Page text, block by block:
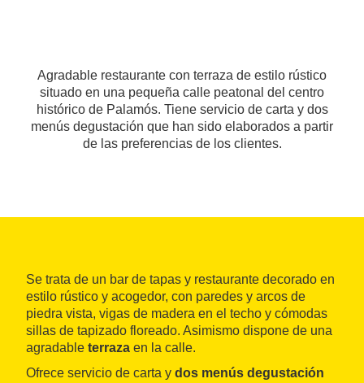
Agradable restaurante con terraza de estilo rústico
situado en una pequeña calle peatonal del centro
histórico de Palamós. Tiene servicio de carta y dos
menús degustación que han sido elaborados a partir
de las preferencias de los clientes.
Se trata de un bar de tapas y restaurante decorado en
estilo rústico y acogedor, con paredes y arcos de
piedra vista, vigas de madera en el techo y cómodas
sillas de tapizado floreado. Asimismo dispone de una
agradable terraza en la calle.
Ofrece servicio de carta y dos menús degustación